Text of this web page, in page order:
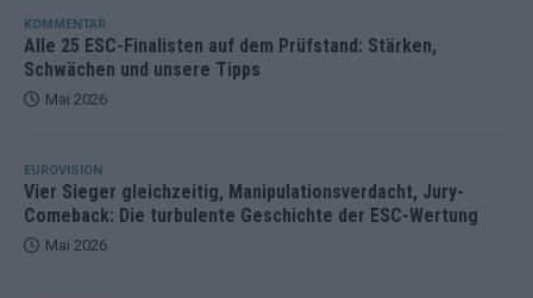
KOMMENTAR
Alle 25 ESC-Finalisten auf dem Prüfstand: Stärken,
Schwächen und unsere Tipps
Mai 2026
EUROVISION
Vier Sieger gleichzeitig, Manipulationsverdacht, Jury-
Comeback: Die turbulente Geschichte der ESC-Wertung
Mai 2026